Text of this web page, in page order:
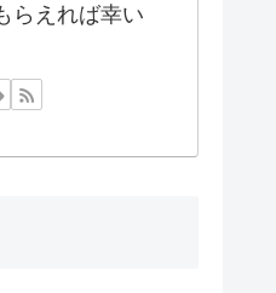
らえれば幸い